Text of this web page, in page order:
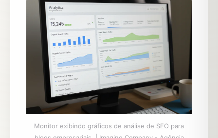
Monitor exibindo gráficos de análise de SEO para